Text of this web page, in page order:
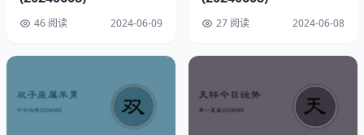
46 阅读 2024-06-09 27 阅读 2024-06-08